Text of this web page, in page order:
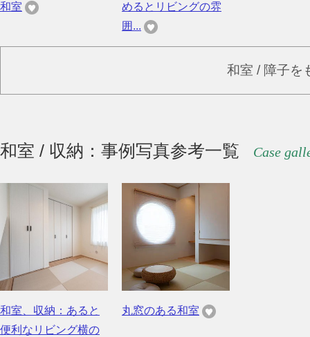
和室
めるとリビングの雰
囲...
和室 / 障子を
和室 / 収納：事例写真参考一覧 Case
和室、収納：あると
便利なリビング横の
丸窓のある和室